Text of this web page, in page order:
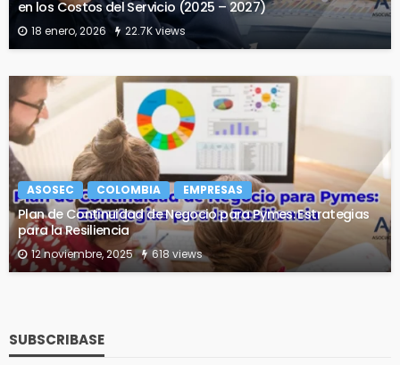
en los Costos del Servicio (2025 – 2027)
18 enero, 2026 22.7K views
ASOSEC COLOMBIA EMPRESAS
Plan de Continuidad de Negocio para Pymes: Estrategias
para la Resiliencia
12 noviembre, 2025 618 views
SUBSCRIBASE